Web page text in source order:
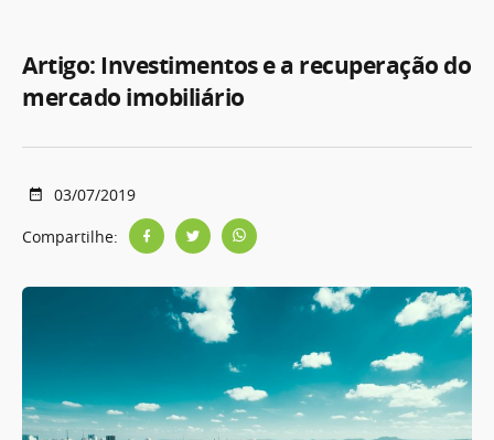
Artigo: Investimentos e a recuperação do
mercado imobiliário
03/07/2019
Compartilhe: